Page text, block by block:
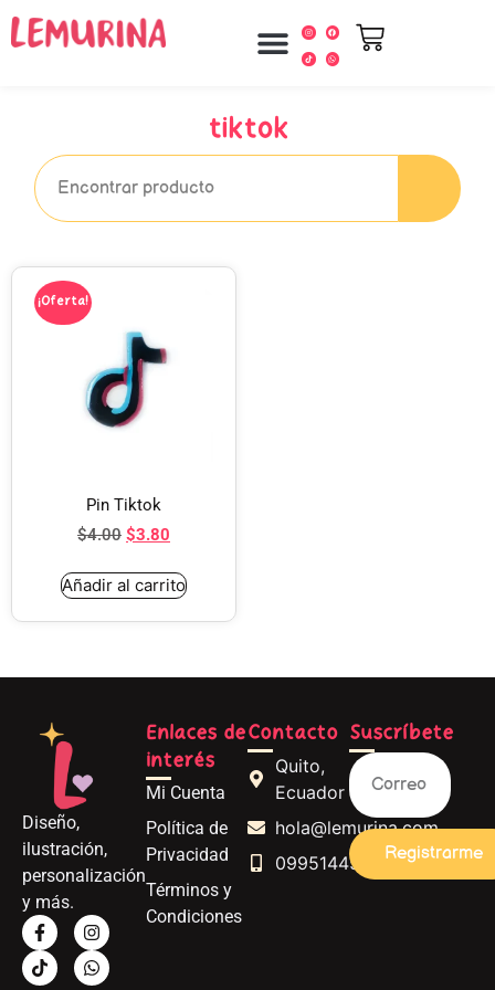
tiktok
¡Oferta!
Pin Tiktok
$4.00 $3.80
Añadir al carrito
Diseño,
ilustración,
personalización
y más.
Enlaces de
interés
Mi Cuenta
Política de
Privacidad
Términos y
Condiciones
Contacto
Quito,
Ecuador
hola@lemurina.com
0995144562
Suscríbete
Registrarme